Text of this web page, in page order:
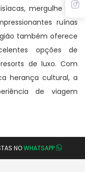
mergulhe nos
ruínas
também oferece
opções de
de luxo. Com
herança cultural, a
de viagem
NOWHATSAPP